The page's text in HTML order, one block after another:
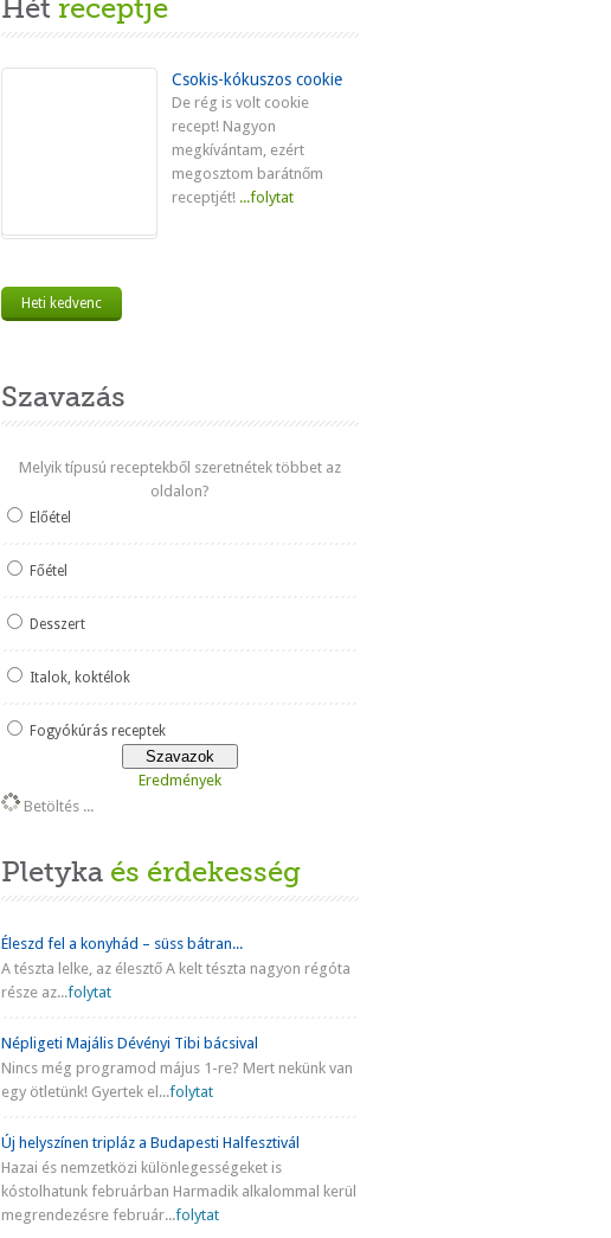
Hét receptje
Csokis-kókuszos cookie
De rég is volt cookie
recept! Nagyon
megkívántam, ezért
megosztom barátnőm
receptjét! ...folytat
Heti kedvenc
Szavazás
Melyik típusú receptekből szeretnétek többet az
oldalon?
Előétel
Főétel
Desszert
Italok, koktélok
Fogyókúrás receptek
Eredmények
Betöltés ...
Pletyka és érdekesség
Éleszd fel a konyhád – süss bátran...
A tészta lelke, az élesztő A kelt tészta nagyon régóta
része az...folytat
Népligeti Majális Dévényi Tibi bácsival
Nincs még programod május 1-re? Mert nekünk van
egy ötletünk! Gyertek el...folytat
Új helyszínen tripláz a Budapesti Halfesztivál
Hazai és nemzetközi különlegességeket is
kóstolhatunk februárban Harmadik alkalommal kerül
megrendezésre február...folytat